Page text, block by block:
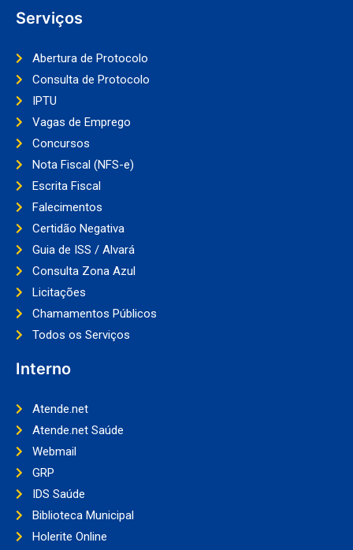
Serviços
Abertura de Protocolo
Consulta de Protocolo
IPTU
Vagas de Emprego
Concursos
Nota Fiscal (NFS-e)
Escrita Fiscal
Falecimentos
Certidão Negativa
Guia de ISS / Alvará
Consulta Zona Azul
Licitações
Chamamentos Públicos
Todos os Serviços
Interno
Atende.net
Atende.net Saúde
Webmail
GRP
IDS Saúde
Biblioteca Municipal
Holerite Online